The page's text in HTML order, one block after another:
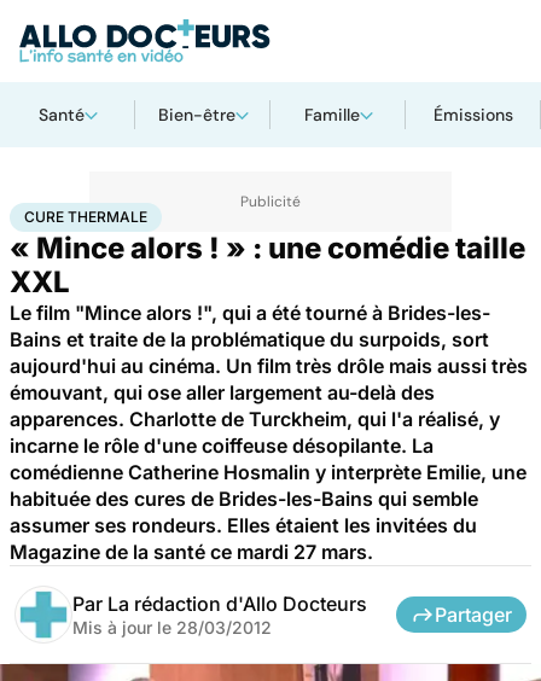
Santé Bien-être Famille Émissions
AccueilSantéMaladies Cure thermale
CURE THERMALE
« Mince alors ! » : une comédie taille
XXL
Le film "Mince alors !", qui a été tourné à Brides-les-
Bains et traite de la problématique du surpoids, sort
aujourd'hui au cinéma. Un film très drôle mais aussi très
émouvant, qui ose aller largement au-delà des
apparences. Charlotte de Turckheim, qui l'a réalisé, y
incarne le rôle d'une coiffeuse désopilante. La
comédienne Catherine Hosmalin y interprète Emilie, une
habituée des cures de Brides-les-Bains qui semble
assumer ses rondeurs. Elles étaient les invitées du
Magazine de la santé ce mardi 27 mars.
Par La rédaction d'Allo Docteurs
Mis à jour le 28/03/2012
Partager